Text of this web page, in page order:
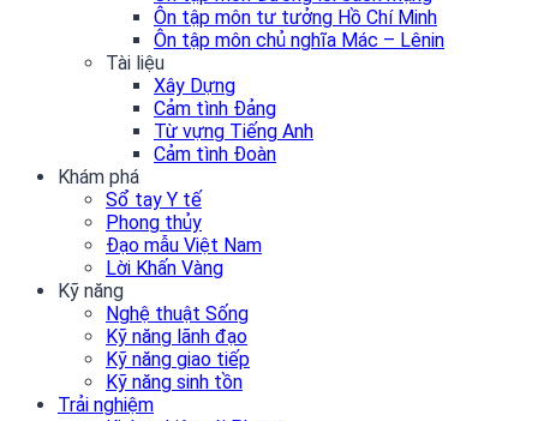
Ôn tập môn tư tưởng Hồ Chí Minh
Ôn tập môn chủ nghĩa Mác – Lênin
Tài liệu
Xây Dựng
Cảm tình Đảng
Từ vựng Tiếng Anh
Cảm tình Đoàn
Khám phá
Sổ tay Y tế
Phong thủy
Đạo mẫu Việt Nam
Lời Khấn Vàng
Kỹ năng
Nghệ thuật Sống
Kỹ năng lãnh đạo
Kỹ năng giao tiếp
Kỹ năng sinh tồn
Trải nghiệm